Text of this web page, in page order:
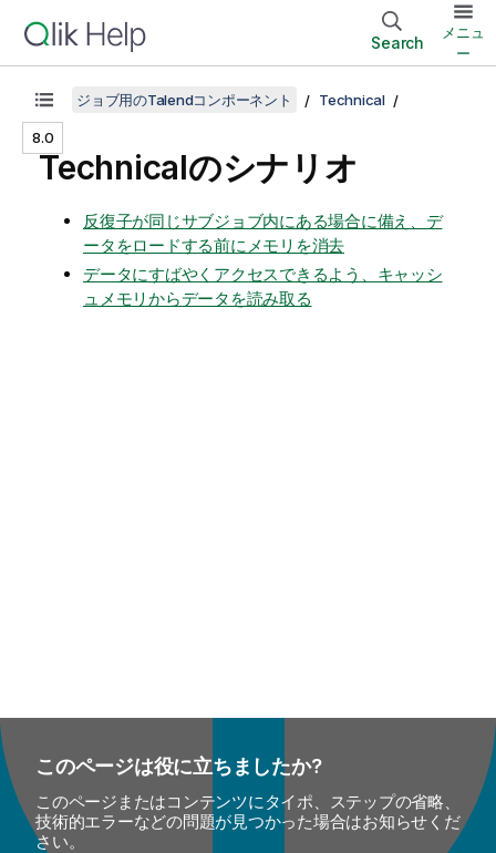
Search
メニュ
ー
8.0
ジョブ用のTalendコンポーネント Technical
Technicalのシナリオ
反復子が同じサブジョブ内にある場合に備え、デ
ータをロードする前にメモリを消去
データにすばやくアクセスできるよう、キャッシ
ュメモリからデータを読み取る
このページは役に立ちましたか?
このページまたはコンテンツにタイポ、ステップの省略、
技術的エラーなどの問題が見つかった場合はお知らせくだ
さい。